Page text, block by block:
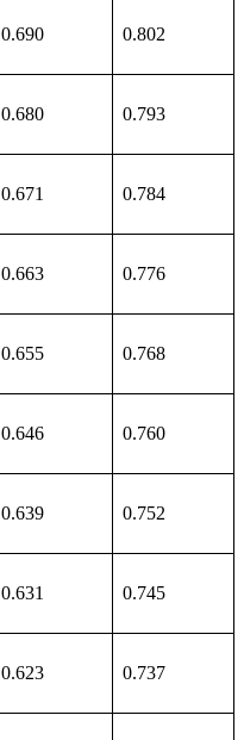
0.690 0.802
0.680 0.793
0.671 0.784
0.663 0.776
0.655 0.768
0.646 0.760
0.639 0.752
0.631 0.745
0.623 0.737